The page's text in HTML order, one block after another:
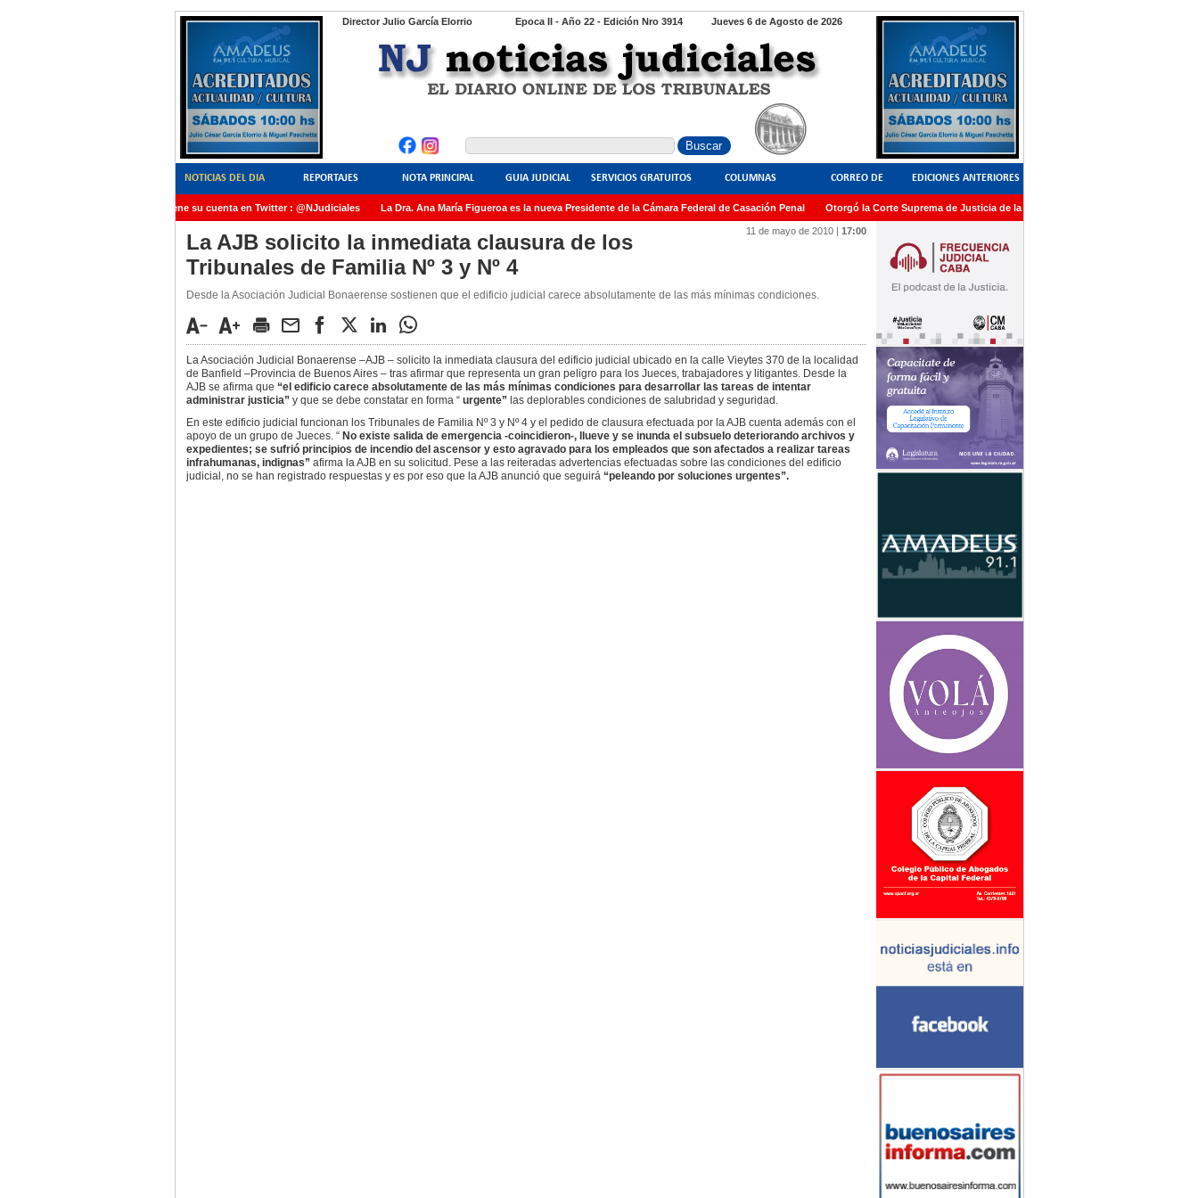
Director Julio García Elorrio Jueves 6 de Agosto de 2026
Epoca II - Año 22 - Edición Nro 3914
NOTICIAS DEL DIA REPORTAJES NOTA PRINCIPAL GUIA JUDICIAL SERVICIOS GRATUITOS COLUMNAS CORREO DE
LECTORES
EDICIONES ANTERIORES
NoticiasJudiciales.INFO tiene su cuenta en Twitter : @NJudiciales La Dra. Ana María Figueroa es la nueva Presidente de la Cámara Federal de Casación Penal Otorgó la Corte Suprema de Justicia de la Nación una medalla al Dr. Raul
AMIA quedó radicada ante el Juez Daniel Rafecas 11 de mayo de 2010| 17:00
La AJB solicito la inmediata clausura de los
Tribunales de Familia Nº 3 y Nº 4
Desde la Asociación Judicial Bonaerense sostienen que el edificio judicial carece absolutamente de las más mínimas condiciones.
La Asociación Judicial Bonaerense –AJB – solicito la inmediata clausura del edificio judicial ubicado en la calle Vieytes 370 de la localidad
de Banfield –Provincia de Buenos Aires – tras afirmar que representa un gran peligro para los Jueces, trabajadores y litigantes. Desde la
AJB se afirma que “el edificio carece absolutamente de las más mínimas condiciones para desarrollar las tareas de intentar
administrar justicia” y que se debe constatar en forma “ urgente” las deplorables condiciones de salubridad y seguridad.
En este edificio judicial funcionan los Tribunales de Familia Nº 3 y Nº 4 y el pedido de clausura efectuada por la AJB cuenta además con el
apoyo de un grupo de Jueces. “ No existe salida de emergencia -coincidieron-, llueve y se inunda el subsuelo deteriorando archivos y
expedientes; se sufrió principios de incendio del ascensor y esto agravado para los empleados que son afectados a realizar tareas
infrahumanas, indignas” afirma la AJB en su solicitud. Pese a las reiteradas advertencias efectuadas sobre las condiciones del edificio
judicial, no se han registrado respuestas y es por eso que la AJB anunció que seguirá “peleando por soluciones urgentes”.